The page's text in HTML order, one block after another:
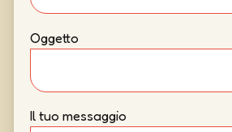
Oggetto
Il tuo messaggio